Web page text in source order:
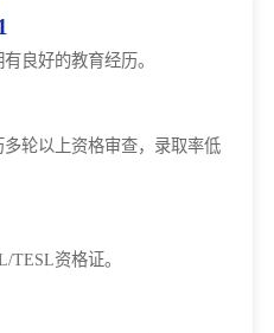
良好的教育经历。
轮以上资格审查，录取率低
TESL资格证。